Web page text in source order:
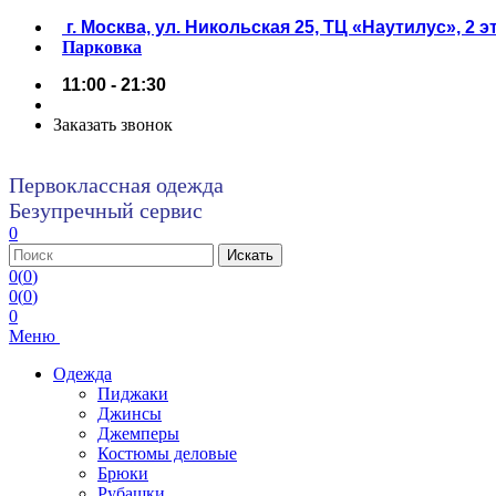
г. Москва, ул. Никольская 25, ТЦ «Наутилус», 2
Парковка
11:00 - 21:30
Заказать звонок
Первоклассная одежда
Безупречный сервис
0
0(0)
0(0)
0
Меню
Одежда
Пиджаки
Джинсы
Джемперы
Костюмы деловые
Брюки